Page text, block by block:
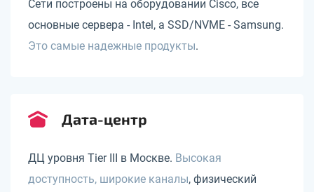
Сети построены на оборудовании Cisco, все
основные сервера - Intel, а SSD/NVME - Samsung.
Это самые надежные продукты.
Дата-центр
ДЦ уровня Tier III в Москве. Высокая
доступность, широкие каналы, физический